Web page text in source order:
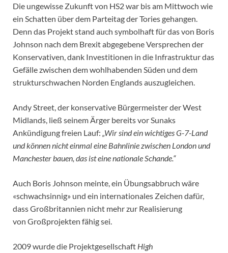
Die ungewisse Zukunft von HS2 war bis am Mittwoch wie
ein Schatten über dem Parteitag der Tories gehangen.
Denn das Projekt stand auch symbolhaft für das von Boris
Johnson nach dem Brexit abgegebene Versprechen der
Konservativen, dank Investitionen in die Infrastruktur das
Gefälle zwischen dem wohlhabenden Süden und dem
strukturschwachen Norden Englands auszugleichen.
Andy Street, der konservative Bürgermeister der West
Midlands, ließ seinem Ärger bereits vor Sunaks
Ankündigung freien Lauf: „Wir sind ein wichtiges G-7-Land
und können nicht einmal eine Bahnlinie zwischen London und
Manchester bauen, das ist eine nationale Schande.“
Auch Boris Johnson meinte, ein Übungsabbruch wäre
«schwachsinnig» und ein internationales Zeichen dafür,
dass Großbritannien nicht mehr zur Realisierung
von Großprojekten fähig sei.
2009 wurde die Projektgesellschaft High